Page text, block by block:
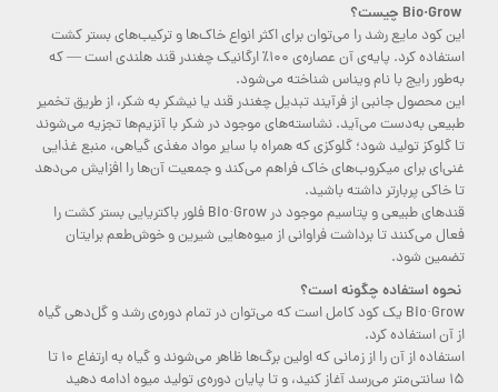
این کود مایع رشد را می‌توان برای اکثر انواع خاک‌ها و ترکیب‌های بستر کشت
استفاده کرد. پایه‌ی آن عصاره‌ی ۱۰۰٪ ارگانیک چغندر قند هلندی است — که
به‌طور رایج با نام ویناس شناخته می‌شود.
این محصول جانبی از فرآیند تبدیل چغندر قند یا نیشکر به شکر، از طریق تخمیر
طبیعی به‌دست می‌آید. نشاسته‌های موجود در شکر با آنزیم‌ها تجزیه می‌شوند
تا گلوکز تولید شود؛ گلوکزی که همراه با سایر مواد مغذی گیاهی، منبع غذایی
غنی‌ای برای میکروب‌های خاک فراهم می‌کند و جمعیت آن‌ها را افزایش می‌دهد
تا خاکی پربارتر داشته باشید.
قندهای طبیعی و پتاسیم موجود در Bio·Grow فلور باکتریایی بستر کشت را
فعال می‌کنند تا برداشت فراوانی از میوه‌هایی شیرین و خوش‌طعم برایتان
تضمین شود.
نحوه استفاده چگونه است؟
Bio·Grow یک کود کامل است که می‌توان در تمام دوره‌ی رشد و گل‌دهی گیاه
از آن استفاده کرد.
استفاده از آن را از زمانی که اولین برگ‌ها ظاهر می‌شوند و گیاه به ارتفاع ۱۰ تا
۱۵ سانتی‌متر می‌رسد آغاز کنید، و تا پایان دوره‌ی تولید میوه ادامه دهید